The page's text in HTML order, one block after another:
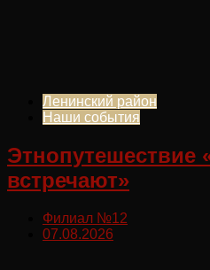
Ленинский район
Наши события
Этнопутешествие
встречают»
Филиал №12
07.08.2026